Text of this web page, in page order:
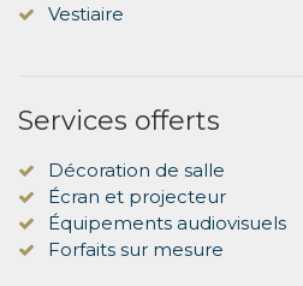
Vestiaire
Services offerts
Décoration de salle
Écran et projecteur
Équipements audiovisuels
Forfaits sur mesure